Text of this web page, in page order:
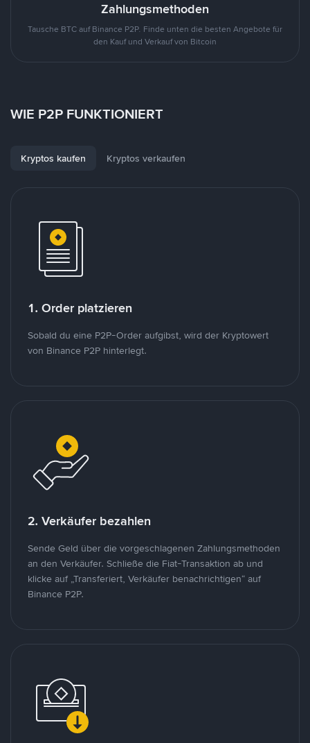
Zahlungsmethoden
Tausche BTC auf Binance P2P. Finde unten die besten Angebote für
den Kauf und Verkauf von Bitcoin
WIE P2P FUNKTIONIERT
Kryptos kaufen Kryptos verkaufen
1. Order platzieren
Sobald du eine P2P-Order aufgibst, wird der Kryptowert
von Binance P2P hinterlegt.
2. Verkäufer bezahlen
Sende Geld über die vorgeschlagenen Zahlungsmethoden
an den Verkäufer. Schließe die Fiat-Transaktion ab und
klicke auf „Transferiert, Verkäufer benachrichtigen“ auf
Binance P2P.